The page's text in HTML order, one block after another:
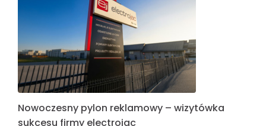
Nowoczesny pylon reklamowy – wizytówka
sukcesu firmy electrojac